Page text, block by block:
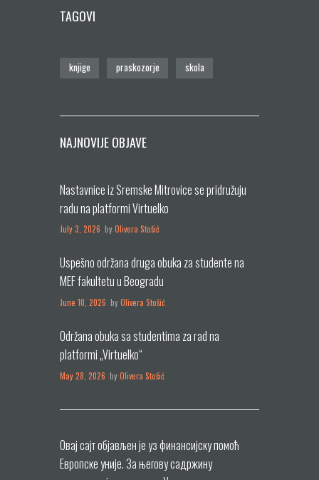
TAGOVI
knjige praskozorje skola
NAJNOVIJE OBJAVE
Nastavnice iz Sremske Mitrovice se pridružuju
radu na platformi Virtuelko
July 3, 2026 byOlivera Stošić
Uspešno održana druga obuka za studente na
MEF fakultetu u Beogradu
June 10, 2026 byOlivera Stošić
Održana obuka sa studentima za rad na
platformi „Virtuelko“
May 28, 2026 byOlivera Stošić
Овај сајт објављен је уз финансијску помоћ
Европске уније. За његову садржину